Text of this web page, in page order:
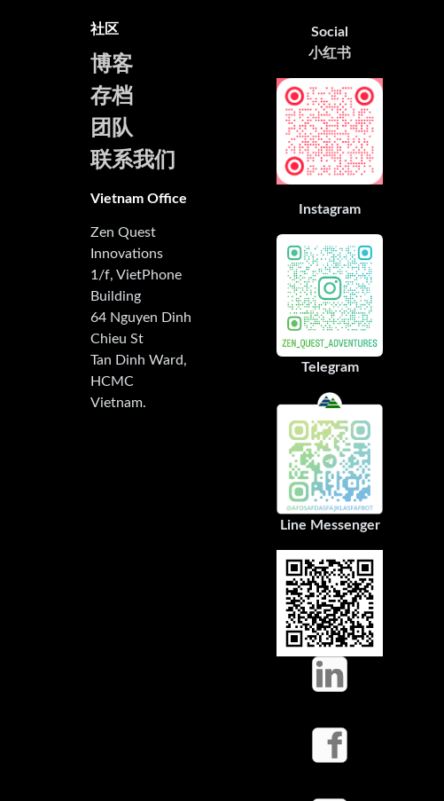
社区
博客
存档
团队
联系我们
Vietnam Office
Zen Quest
Innovations
1/f, VietPhone
Building
64 Nguyen Dinh
Chieu St
Tan Dinh Ward,
HCMC
Vietnam.
Social
小红书
Instagram
Telegram
Line Messenger